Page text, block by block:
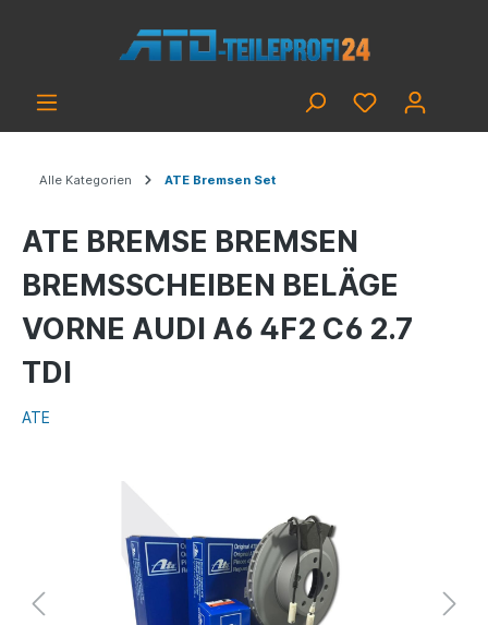
Alle Kategorien ATE Bremsen Set
ATE BREMSE BREMSEN
BREMSSCHEIBEN BELÄGE
VORNE AUDI A6 4F2 C6 2.7
TDI
ATE